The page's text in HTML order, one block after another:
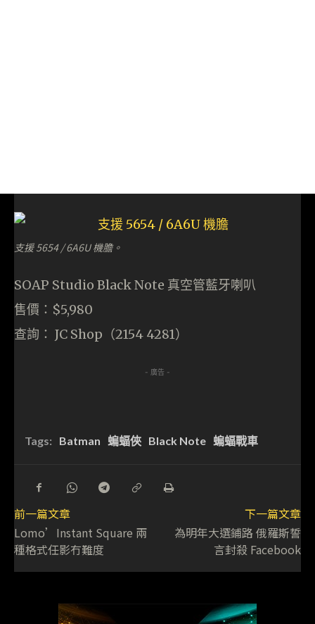
支援 5654 / 6A6U 機膽。
SOAP Studio Black Note 真空管藍牙喇叭
售價：$5,980
查詢： JC Shop（2154 4281）
- 廣告 -
Tags: Batman 蝙蝠俠 Black Note 蝙蝠戰車
前一篇文章
Lomo’Instant Square 兩
種格式任影冇難度
下一篇文章
為明年大選鋪路 俄羅斯誓
言封殺 Facebook